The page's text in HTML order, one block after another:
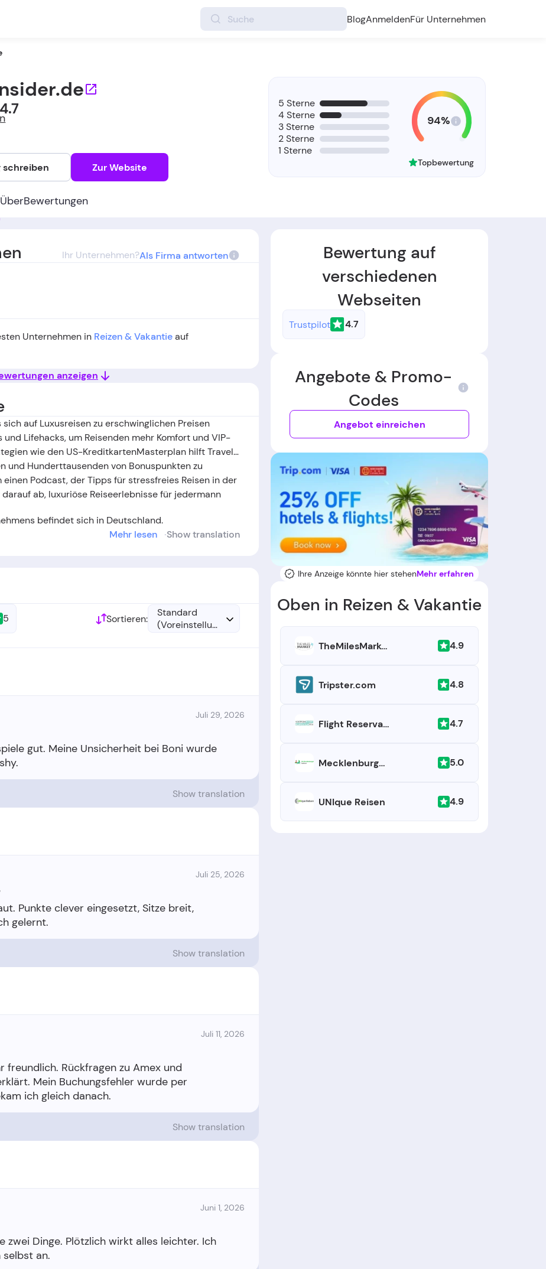
BlogAnmeldenFür Unternehmen
4.7
schreiben Zur Website
ÜberBewertungen
5 Sterne
4 Sterne
3 Sterne
2 Sterne
1 Sterne
94%
Topbewertung
Ihr Unternehmen?Als Firma antworten
Unternehmen in Reizen & Vakantieauf
anzeigen
auf Luxusreisen zu erschwinglichen Preisen
Lifehacks, um Reisenden mehr Komfort und VIP-
wie den US-KreditkartenMasterplan hilft Travel-
und Hunderttausenden von Bonuspunkten zu
Podcast, der Tipps für stressfreies Reisen in der
ab, luxuriöse Reiseerlebnisse für jedermann
befindet sich in Deutschland.
Mehr lesen Show translation
Bewertung auf
verschiedenen
Webseiten
Trustpilot 4.7
Angebote & Promo-
Codes
Angebot einreichen
Ihre Anzeige könnte hier stehenMehr erfahren
Oben in Reizen & Vakantie
TheMilesMarket.com 4.9
Tripster.com 4.8
Flight Reservation Visa 4.7
Mecklenburger Radtour 5.0
UNIque Reisen 4.9
Sortieren:
Standard
(Voreinstellung)
5
Juli 29, 2026
gut. Meine Unsicherheit bei Boni wurde
Show translation
Juli 25, 2026
Punkte clever eingesetzt, Sitze breit,
Show translation
Juli 11, 2026
Rückfragen zu Amex und
Mein Buchungsfehler wurde per
Show translation
Juni 1, 2026
zwei Dinge. Plötzlich wirkt alles leichter. Ich